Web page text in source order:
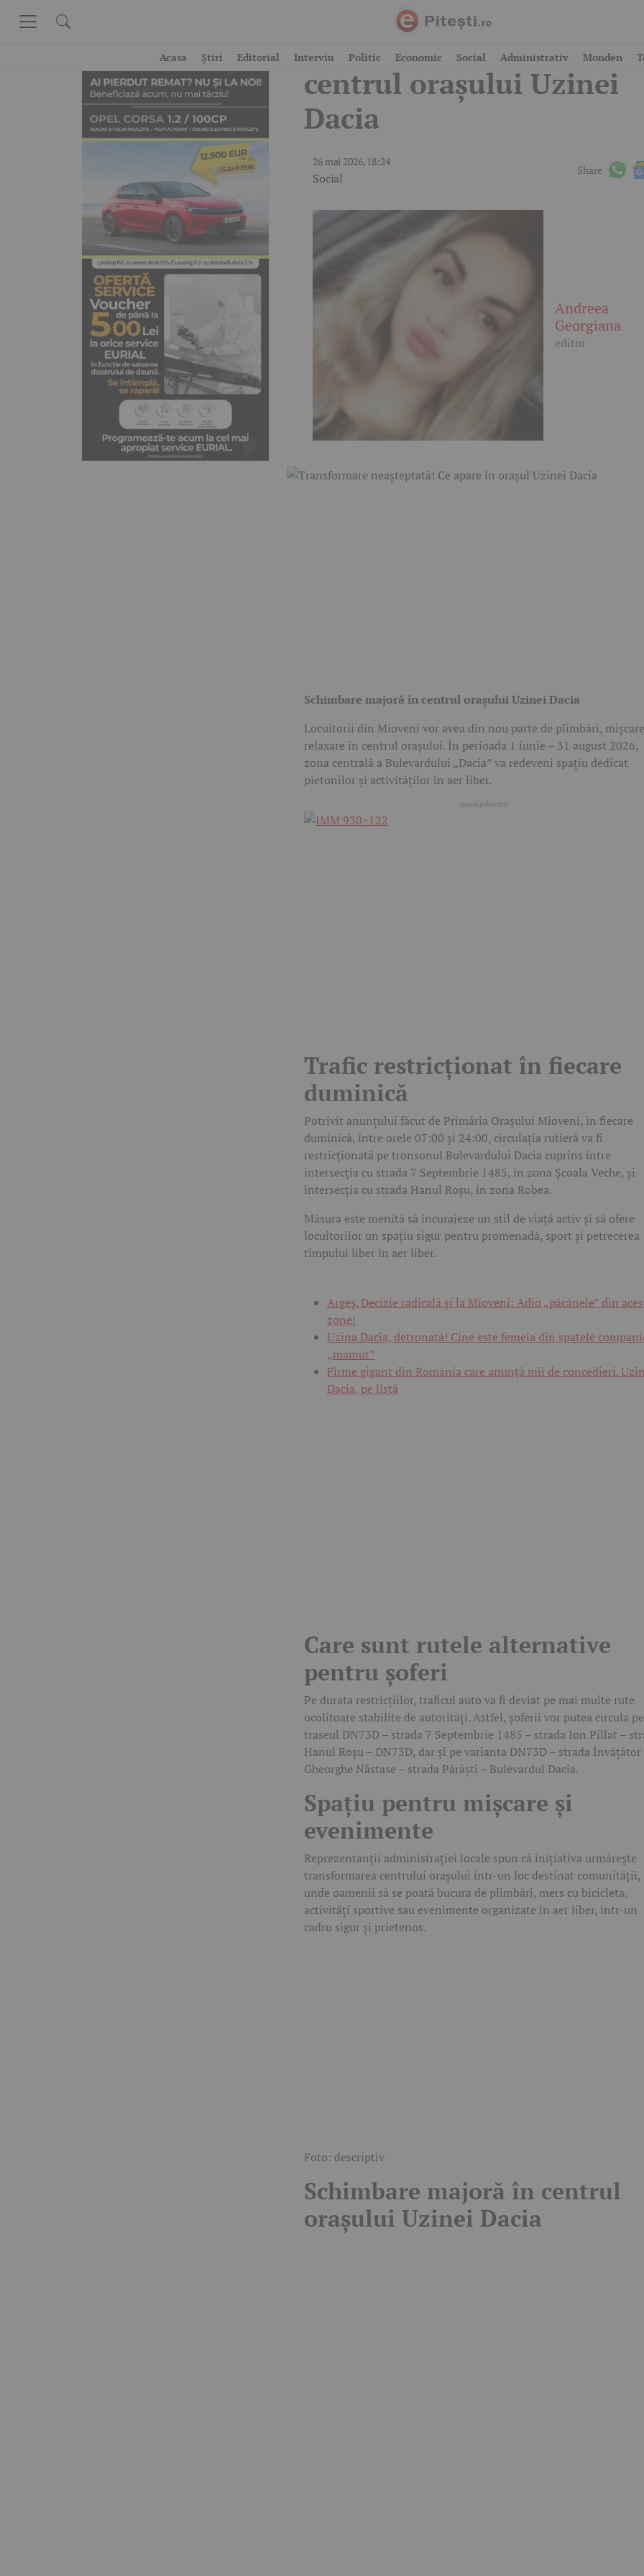
Acasa Știri Editorial Interviu Politic Economic Social Administrativ Monden
Schimbare majoră în
centrul orașului Uzinei
Dacia
26 mai 2026, 18:24
Social
Share
Andreea
Georgiana
editor
Schimbare majoră în centrul orașului Uzinei Dacia
Locuitorii din Mioveni vor avea din nou parte de plimbări,
relaxare în centrul orașului. În perioada 1 iunie – 31 august 2026,
zona centrală a Bulevardului „Dacia” va redeveni spațiu dedicat
pietonilor și activităților în aer liber.
Trafic restricționat în fiecare
duminică
Potrivit anunțului făcut de Primăria Orașului Mioveni, în fiecare
duminică, între orele 07:00 și 24:00, circulația rutieră va fi
restricționată pe tronsonul Bulevardului Dacia cuprins între
intersecția cu strada 7 Septembrie 1485, în zona Școala Veche, și
intersecția cu strada Hanul Roșu, în zona Robea.
Măsura este menită să încurajeze un stil de viață activ și să ofere
locuitorilor un spațiu sigur pentru promenadă, sport și petrecerea
timpului liber în aer liber.
Argeș. Decizie radicală și la Mioveni: Adio „păcănele” din
zone!
Uzina Dacia, detronată! Cine este femeia din spatele
„mamut”
Firme gigant din România care anunță mii de concedieri.
Dacia, pe listă
Care sunt rutele alternative
pentru șoferi
Pe durata restricțiilor, traficul auto va fi deviat pe mai multe rute
ocolitoare stabilite de autorități. Astfel, șoferii vor putea circula pe
traseul DN73D – strada 7 Septembrie 1485 – strada Ion Pillat –
Hanul Roșu – DN73D, dar și pe varianta DN73D – strada Învățător
Gheorghe Năstase – strada Părăști – Bulevardul Dacia.
Spațiu pentru mișcare și
evenimente
Reprezentanții administrației locale spun că inițiativa urmărește
transformarea centrului orașului într-un loc destinat comunității,
unde oamenii să se poată bucura de plimbări, mers cu bicicleta,
activități sportive sau evenimente organizate în aer liber, într-un
cadru sigur și prietenos.
Foto: descriptiv
Schimbare majoră în centrul
orașului Uzinei Dacia